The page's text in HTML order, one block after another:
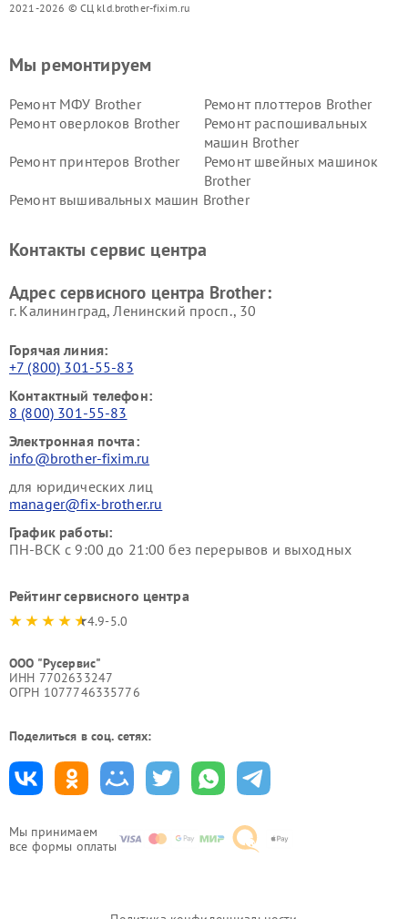
2021-2026 © СЦ kld.brother-fixim.ru
Мы принимаем
все формы оплаты
Мы ремонтируем
Ремонт МФУ Brother
Ремонт плоттеров Brother
Ремонт оверлоков Brother
Ремонт распошивальных
машин Brother
Ремонт принтеров Brother
Ремонт швейных машинок
Brother
Ремонт вышивальных машин Brother
Контакты сервис центра
Адрес сервисного центра Brother:
г. Калининград, Ленинский просп., 30
Горячая линия:
+7 (800) 301-55-83
Контактный телефон:
8 (800) 301-55-83
Электронная почта:
info@brother-fixim.ru
для юридических лиц
manager@fix-brother.ru
График работы:
ПН-ВСК с 9:00 до 21:00 без перерывов и выходных
Рейтинг сервисного центра
4.9-5.0
ООО "Русервис"
ИНН 7702633247
ОГРН 1077746335776
Поделиться в соц. сетях: